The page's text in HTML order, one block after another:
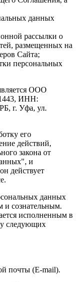
данных
рассылки о
размещенных на
Сайта;
персональных
ООО
ИНН:
г. Уфа, ул.
его
действий,
закона от
и
действует
данных
и сознательным.
исполненным в
следующих
почты (E-mail).